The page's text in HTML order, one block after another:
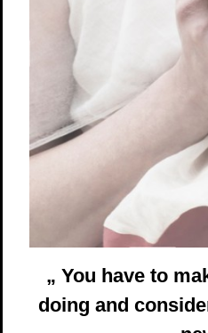
„ You have to
doing and